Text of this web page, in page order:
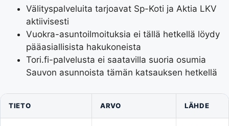
Välityspalveluita tarjoavat Sp-Koti ja Aktia LKV
aktiivisesti
Vuokra-asuntoilmoituksia ei tällä hetkellä löydy
pääasiallisista hakukoneista
Tori.fi-palvelusta ei saatavilla suoria osumia
Sauvon asunnoista tämän katsauksen hetkellä
TIETO ARVO LÄHDE